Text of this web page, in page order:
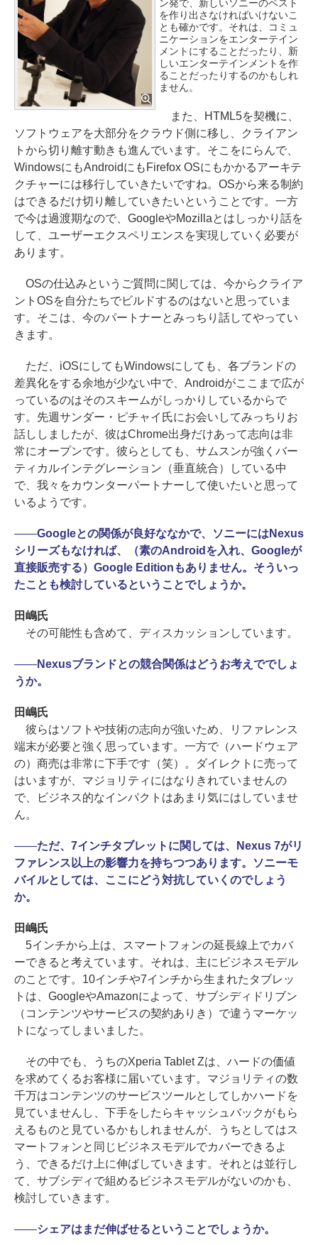
ン発で、新しいソニーのベスト
を作り出さなければいけないこ
とも確かです。それは、コミュ
ニケーションをエンターテイン
メントにすることだったり、新
しいエンターテインメントを作
ることだったりするのかもしれ
ません。
また、HTML5を契機に、
ソフトウェアを大部分をクラウド側に移し、クライアン
トから切り離す動きも進んでいます。そこをにらんで、
WindowsにもAndroidにもFirefox OSにもかかるアーキテ
クチャーには移行していきたいですね。OSから来る制約
はできるだけ切り離していきたいということです。一方
で今は過渡期なので、GoogleやMozillaとはしっかり話を
して、ユーザーエクスペリエンスを実現していく必要が
あります。
OSの仕込みというご質問に関しては、今からクライア
ントOSを自分たちでビルドするのはないと思っていま
す。そこは、今のパートナーとみっちり話してやってい
きます。
ただ、iOSにしてもWindowsにしても、各ブランドの
差異化をする余地が少ない中で、Androidがここまで広が
っているのはそのスキームがしっかりしているからで
す。先週サンダー・ピチャイ氏にお会いしてみっちりお
話ししましたが、彼はChrome出身だけあって志向は非
常にオープンです。彼らとしても、サムスンが強くバー
ティカルインテグレーション（垂直統合）している中
で、我々をカウンターパートナーして使いたいと思って
いるようです。
――Googleとの関係が良好ななかで、ソニーにはNexus
シリーズもなければ、（素のAndroidを入れ、Googleが
直接販売する）Google Editionもありません。そういっ
たことも検討しているということでしょうか。
田嶋氏
その可能性も含めて、ディスカッションしています。
――Nexusブランドとの競合関係はどうお考えででしょ
うか。
田嶋氏
彼らはソフトや技術の志向が強いため、リファレンス
端末が必要と強く思っています。一方で（ハードウェア
の）商売は非常に下手です（笑）。ダイレクトに売って
はいますが、マジョリティにはなりきれていませんの
で、ビジネス的なインパクトはあまり気にはしていませ
ん。
――ただ、7インチタブレットに関しては、Nexus 7がリ
ファレンス以上の影響力を持ちつつあります。ソニーモ
バイルとしては、ここにどう対抗していくのでしょう
か。
田嶋氏
5インチから上は、スマートフォンの延長線上でカバ
ーできると考えています。それは、主にビジネスモデル
のことです。10インチや7インチから生まれたタブレッ
トは、GoogleやAmazonによって、サブシディドリブン
（コンテンツやサービスの契約ありき）で違うマーケッ
トになってしまいました。
その中でも、うちのXperia Tablet Zは、ハードの価値
を求めてくるお客様に届いています。マジョリティの数
千万はコンテンツのサービスツールとしてしかハードを
見ていませんし、下手をしたらキャッシュバックがもら
えるものと見ているかもしれませんが、うちとしてはス
マートフォンと同じビジネスモデルでカバーできるよ
う、できるだけ上に伸ばしていきます。それとは並行し
て、サブシディで組めるビジネスモデルがないのかも、
検討していきます。
――シェアはまだ伸ばせるということでしょうか。